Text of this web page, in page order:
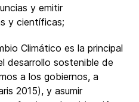
y emitir
y científicas;
Climático es la principal
desarrollo sostenible de
a los gobiernos, a
2015), y asumir